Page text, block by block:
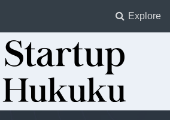
Explore